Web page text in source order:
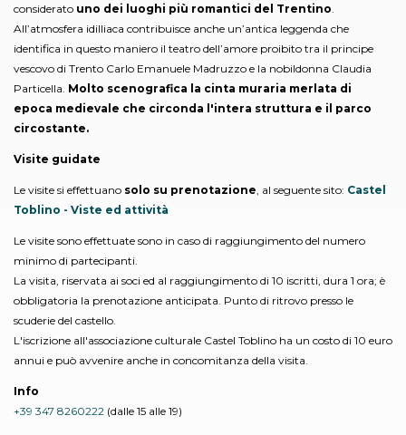
considerato uno dei luoghi più romantici del Trentino
All’atmosfera idilliaca contribuisce anche un’antica leggenda che
identifica in questo maniero il teatro dell’amore proibito tra il principe
vescovo di Trento Carlo Emanuele Madruzzo e la nobildonna Claudia
Particella. Molto scenografica la cinta muraria merlata di
epoca medievale che circonda l'intera struttura e il parco
circostante.
Visite guidate
Le visite si effettuano solo su prenotazione , al seguente sito: Castel
Toblino - Viste ed attività
​​Le visite sono effettuate sono in caso di raggiungimento del numero
minimo di partecipanti.
La visita, riservata ai soci ed al raggiungimento di 10 iscritti, dura 1 ora; è
obbligatoria la prenotazione anticipata. Punto di ritrovo presso le
scuderie del castello.
L'iscrizione all'associazione culturale Castel Toblino ha un costo di 10 euro
annui e può avvenire anche in concomitanza della visita.
Info
+39 347 8260222 (dalle 15 alle 19)